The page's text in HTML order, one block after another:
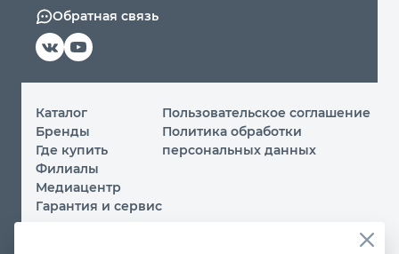
Обратная связь
Каталог
Бренды
Где купить
Филиалы
Медиацентр
Гарантия и сервис
Пользовательское соглашение
Политика обработки
персональных данных